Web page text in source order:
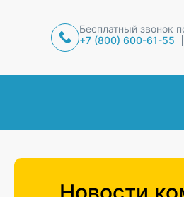
Бесплатный звонок
+7 (800) 600-61-55